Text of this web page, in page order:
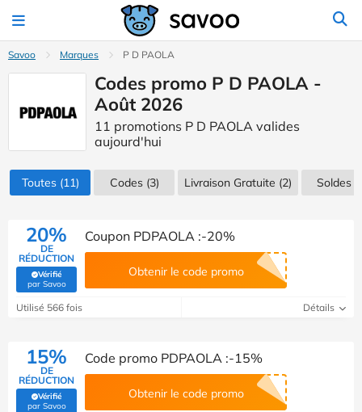
Savoo Marques P D PAOLA
Codes promo P D PAOLA -
Août 2026
11 promotions P D PAOLA valides
aujourd'hui
Toutes(11) Codes(3) Livraison Gratuite (2) Soldes
20%
DE
RÉDUCTION
Vérifié
par Savoo(Vérifié par Savoo)
Coupon PDPAOLA :-20%
Obtenir le code promo
Utilisé 566 fois Détails
15%
DE
RÉDUCTION
Vérifié
par Savoo(Vérifié par Savoo)
Code promo PDPAOLA :-15%
Obtenir le code promo